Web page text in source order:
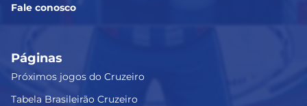
Fale conosco
Páginas
Próximos jogos do Cruzeiro
Tabela Brasileirão Cruzeiro